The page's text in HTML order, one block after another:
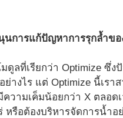
การแก้ปัญหาการรุกล้ำขอ
ดูลที่เรียกว่า Optimize ซึ่ง
างไร แต่ Optimize นี้เรา
วามเค็มน้อยกว่า X ตลอด
รือต้องบริหารจัดการน้ำอย่